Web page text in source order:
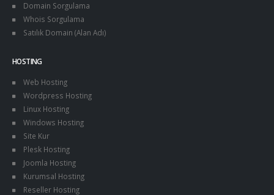
Domain Sorgulama
Whois Sorgulama
Satılık Domain (Alan Adı)
HOSTING
Web Hosting
Wordpress Hosting
Linux Hosting
Windows Hosting
Site Kur
Plesk Hosting
Joomla Hosting
Kurumsal Hosting
Reseller Hosting